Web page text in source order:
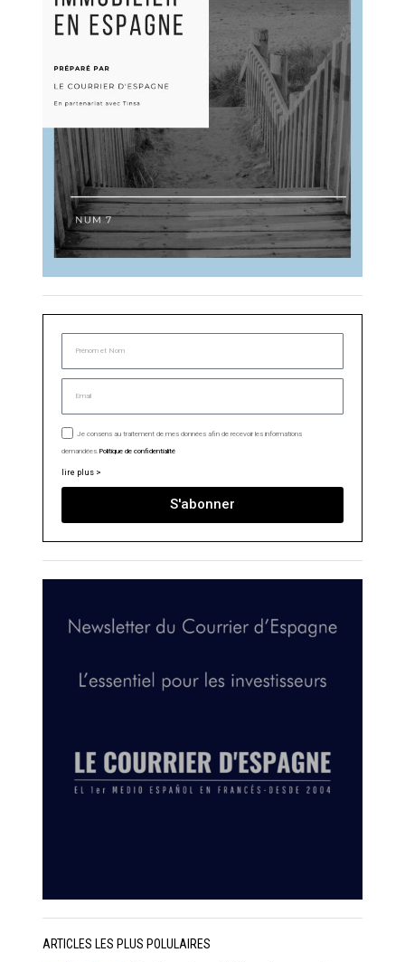
Je consens au traitement de mes données afin de recevoir les informations
demandées.Politique de confidentialité
lire plus >
S'abonner
ARTICLES LES PLUS POLULAIRES